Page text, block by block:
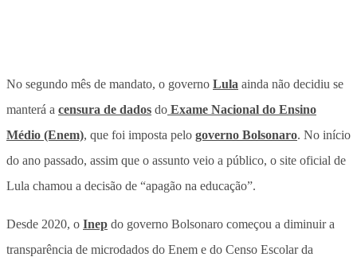
No segundo mês de mandato, o governo Lula ainda não decidiu se
manterá a censura de dados do Exame Nacional do Ensino
Médio (Enem), que foi imposta pelo governo Bolsonaro. No início
do ano passado, assim que o assunto veio a público, o site oficial de
Lula chamou a decisão de “apagão na educação”.
Desde 2020, o Inep do governo Bolsonaro começou a diminuir a
transparência de microdados do Enem e do Censo Escolar da